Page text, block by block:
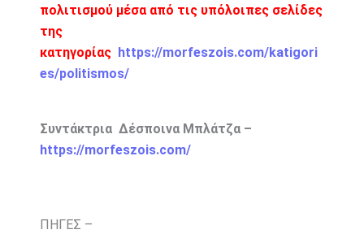
πολιτισμού μέσα από τις υπόλοιπες σελίδες
της
κατηγορίας https://morfeszois.com/katigori
es/politismos/
Συντάκτρια Δέσποινα Μπλάτζα –
https://morfeszois.com/
ΠΗΓΕΣ –